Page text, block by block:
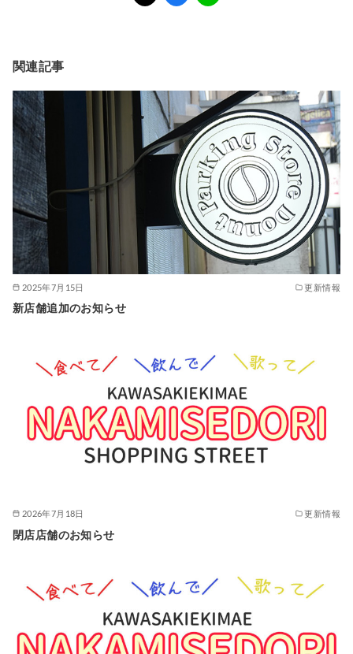
関連記事
2025年7月15日 更新情報
新店舗追加のお知らせ
2026年7月18日 更新情報
閉店店舗のお知らせ